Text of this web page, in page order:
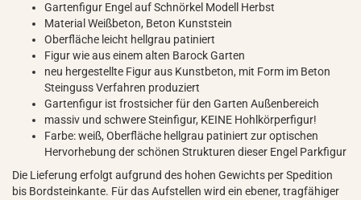
Gartenfigur Engel auf Schnörkel Modell Herbst
Material Weißbeton, Beton Kunststein
Oberfläche leicht hellgrau patiniert
Figur wie aus einem alten Barock Garten
neu hergestellte Figur aus Kunstbeton, mit Form im Beton
Steinguss Verfahren produziert
Gartenfigur ist frostsicher für den Garten Außenbereich
massiv und schwere Steinfigur, KEINE Hohlkörperfigur!
Farbe: weiß, Oberfläche hellgrau patiniert zur optischen
Hervorhebung der schönen Strukturen dieser Engel Parkfigur
Die Lieferung erfolgt aufgrund des hohen Gewichts per Spedition
bis Bordsteinkante. Für das Aufstellen wird ein ebener, tragfähiger